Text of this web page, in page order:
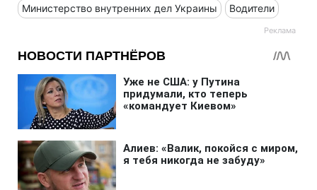
Министерство внутренних дел Украины Водители